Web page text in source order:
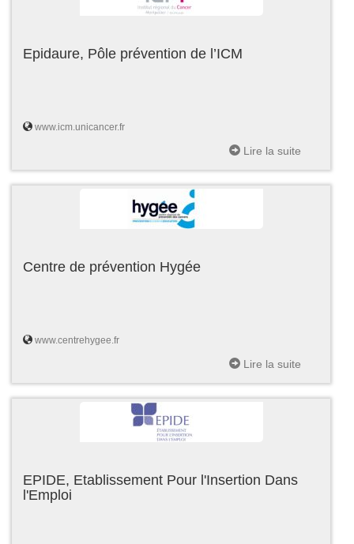
Epidaure, Pôle prévention de l’ICM
www.icm.unicancer.fr
Lire la suite
Centre de prévention Hygée
www.centrehygee.fr
Lire la suite
EPIDE, Etablissement Pour l'Insertion Dans
l'Emploi